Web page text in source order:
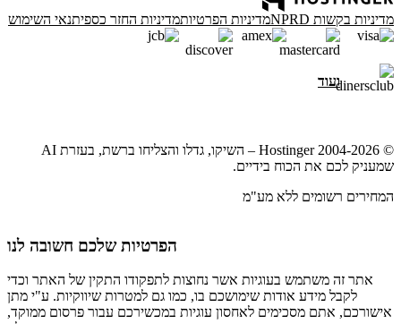
מדיניות בקשות NPRD מדיניות הפרטיותמדיניות החזר כספיתנאי השימוש
ועוד
© 2004-2026 Hostinger – השיקו, גדלו והצליחו ברשת, בעזרת AI
שמעניק לכם את הכוח בידיים.
המחירים רשומים ללא מע"מ
הפרטיות שלכם חשובה לנו
אתר זה משתמש בעוגיות אשר נחוצות לתפקודו התקין של האתר וכדי
לקבל מידע אודות שימושכם בו, כמו גם למטרות שיווקיות. ע"י מתן
אישורכם, אתם מסכימים לאחסון עוגיות במכשירכם עבור פרסום ממוקד,